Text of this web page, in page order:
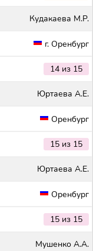
Кудакаева М.Р.
г. Оренбург
14 из 15
Юртаева А.Е.
Оренбург
15 из 15
Юртаева А.Е.
Оренбург
15 из 15
Мушенко А.А.